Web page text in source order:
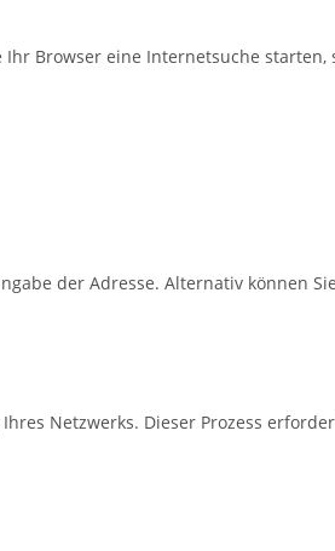
Ihr Browser eine Internetsuche starten,
der Adresse. Alternativ können
Netzwerks. Dieser Prozess